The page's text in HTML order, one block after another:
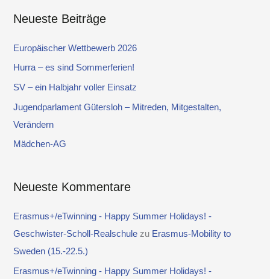
h
e
c
h
:
Neueste Beiträge
Europäischer Wettbewerb 2026
Hurra – es sind Sommerferien!
SV – ein Halbjahr voller Einsatz
Jugendparlament Gütersloh – Mitreden, Mitgestalten,
Verändern
Mädchen-AG
Neueste Kommentare
Erasmus+/eTwinning - Happy Summer Holidays! -
Geschwister-Scholl-Realschule zu Erasmus-Mobility to
Sweden (15.-22.5.)
Erasmus+/eTwinning - Happy Summer Holidays! -